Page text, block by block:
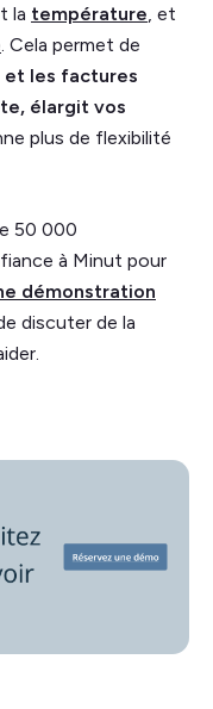
la température, et
. Cela permet de
et les factures
élargit vos
plus de flexibilité
50 000
à Minut pour
démonstration
discuter de la